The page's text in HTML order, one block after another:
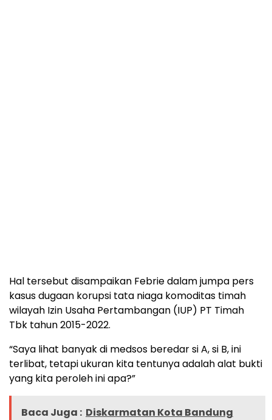
Hal tersebut disampaikan Febrie dalam jumpa pers
kasus dugaan korupsi tata niaga komoditas timah
wilayah Izin Usaha Pertambangan (IUP) PT Timah
Tbk tahun 2015-2022.
“Saya lihat banyak di medsos beredar si A, si B, ini
terlibat, tetapi ukuran kita tentunya adalah alat bukti
yang kita peroleh ini apa?”
Baca Juga : Diskarmatan Kota Bandung